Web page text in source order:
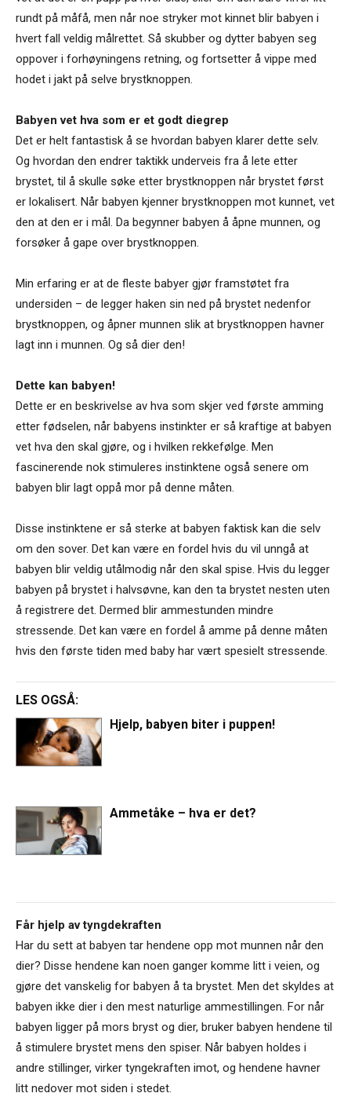
rundt på måfå, men når noe stryker mot kinnet blir babyen i
hvert fall veldig målrettet. Så skubber og dytter babyen seg
oppover i forhøyningens retning, og fortsetter å vippe med
hodet i jakt på selve brystknoppen.
Babyen vet hva som er et godt diegrep
Det er helt fantastisk å se hvordan babyen klarer dette selv.
Og hvordan den endrer taktikk underveis fra å lete etter
brystet, til å skulle søke etter brystknoppen når brystet først
er lokalisert. Når babyen kjenner brystknoppen mot kunnet, vet
den at den er i mål. Da begynner babyen å åpne munnen, og
forsøker å gape over brystknoppen.
Min erfaring er at de fleste babyer gjør framstøtet fra
undersiden – de legger haken sin ned på brystet nedenfor
brystknoppen, og åpner munnen slik at brystknoppen havner
lagt inn i munnen. Og så dier den!
Dette kan babyen!
Dette er en beskrivelse av hva som skjer ved første amming
etter fødselen, når babyens instinkter er så kraftige at babyen
vet hva den skal gjøre, og i hvilken rekkefølge. Men
fascinerende nok stimuleres instinktene også senere om
babyen blir lagt oppå mor på denne måten.
Disse instinktene er så sterke at babyen faktisk kan die selv
om den sover. Det kan være en fordel hvis du vil unngå at
babyen blir veldig utålmodig når den skal spise. Hvis du legger
babyen på brystet i halvsøvne, kan den ta brystet nesten uten
å registrere det. Dermed blir ammestunden mindre
stressende. Det kan være en fordel å amme på denne måten
hvis den første tiden med baby har vært spesielt stressende.
LES OGSÅ:
Hjelp, babyen biter i puppen!
Ammetåke – hva er det?
Får hjelp av tyngdekraften
Har du sett at babyen tar hendene opp mot munnen når den
dier? Disse hendene kan noen ganger komme litt i veien, og
gjøre det vanskelig for babyen å ta brystet. Men det skyldes at
babyen ikke dier i den mest naturlige ammestillingen. For når
babyen ligger på mors bryst og dier, bruker babyen hendene til
å stimulere brystet mens den spiser. Når babyen holdes i
andre stillinger, virker tyngekraften imot, og hendene havner
litt nedover mot siden i stedet.